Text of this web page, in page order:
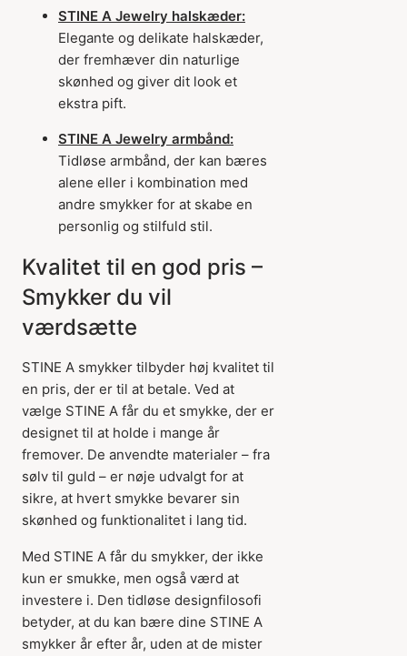
STINE A Jewelry halskæder:
Elegante og delikate halskæder,
der fremhæver din naturlige
skønhed og giver dit look et
ekstra pift.
STINE A Jewelry armbånd:
Tidløse armbånd, der kan bæres
alene eller i kombination med
andre smykker for at skabe en
personlig og stilfuld stil.
Kvalitet til en god pris –
Smykker du vil
værdsætte
STINE A smykker tilbyder høj kvalitet til
en pris, der er til at betale. Ved at
vælge STINE A får du et smykke, der er
designet til at holde i mange år
fremover. De anvendte materialer – fra
sølv til guld – er nøje udvalgt for at
sikre, at hvert smykke bevarer sin
skønhed og funktionalitet i lang tid.
Med STINE A får du smykker, der ikke
kun er smukke, men også værd at
investere i. Den tidløse designfilosofi
betyder, at du kan bære dine STINE A
smykker år efter år, uden at de mister